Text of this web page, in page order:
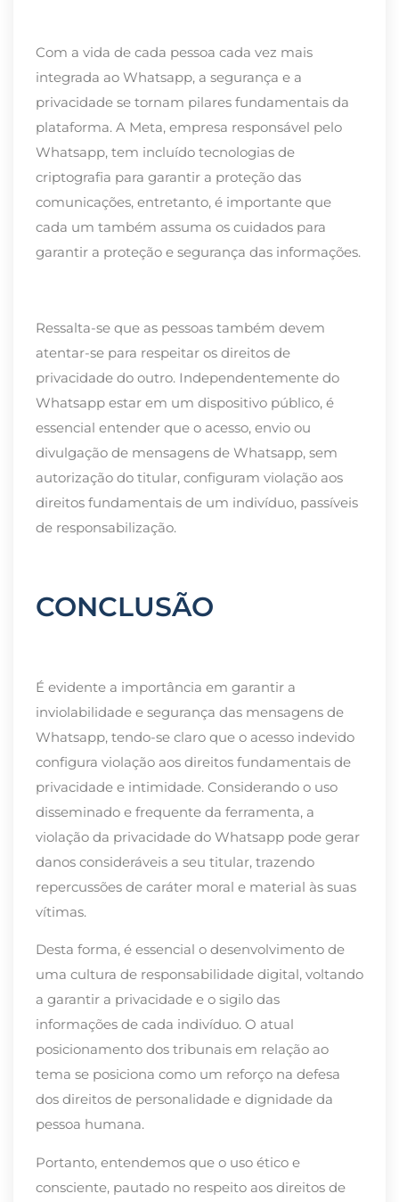
Com a vida de cada pessoa cada vez mais
integrada ao Whatsapp, a segurança e a
privacidade se tornam pilares fundamentais da
plataforma. A Meta, empresa responsável pelo
Whatsapp, tem incluído tecnologias de
criptografia para garantir a proteção das
comunicações, entretanto, é importante que
cada um também assuma os cuidados para
garantir a proteção e segurança das informações.
Ressalta-se que as pessoas também devem
atentar-se para respeitar os direitos de
privacidade do outro. Independentemente do
Whatsapp estar em um dispositivo público, é
essencial entender que o acesso, envio ou
divulgação de mensagens de Whatsapp, sem
autorização do titular, configuram violação aos
direitos fundamentais de um indivíduo, passíveis
de responsabilização.
CONCLUSÃO
É evidente a importância em garantir a
inviolabilidade e segurança das mensagens de
Whatsapp, tendo-se claro que o acesso indevido
configura violação aos direitos fundamentais de
privacidade e intimidade. Considerando o uso
disseminado e frequente da ferramenta, a
violação da privacidade do Whatsapp pode gerar
danos consideráveis a seu titular, trazendo
repercussões de caráter moral e material às suas
vítimas.
Desta forma, é essencial o desenvolvimento de
uma cultura de responsabilidade digital, voltando
a garantir a privacidade e o sigilo das
informações de cada indivíduo. O atual
posicionamento dos tribunais em relação ao
tema se posiciona como um reforço na defesa
dos direitos de personalidade e dignidade da
pessoa humana.
Portanto, entendemos que o uso ético e
consciente, pautado no respeito aos direitos de